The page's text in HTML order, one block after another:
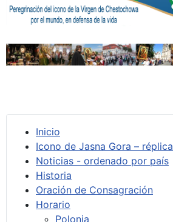
Inicio
Icono de Jasna Gora – réplica
Noticias - ordenado por país
Historia
Oración de Consagración
Horario
Polonia